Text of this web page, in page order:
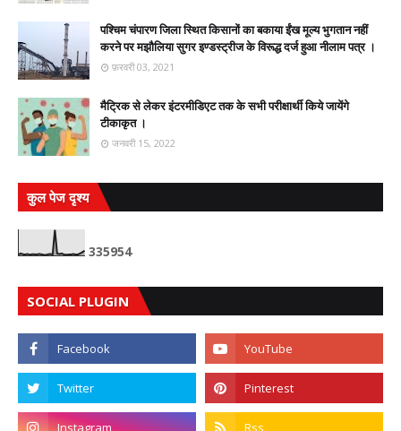
पश्चिम चंपारण जिला स्थित किसानों का बकाया ईंख मूल्य भुगतान नहीं
करने पर मझौलिया सुगर इण्डस्ट्रीज के विरूद्ध दर्ज हुआ नीलाम पत्र ।
फ़रवरी 03, 2021
मैट्रिक से लेकर इंटरमीडिएट तक के सभी परीक्षार्थी किये जायेंगे
टीकाकृत ।
जनवरी 15, 2022
कुल पेज दृश्य
335954
SOCIAL PLUGIN